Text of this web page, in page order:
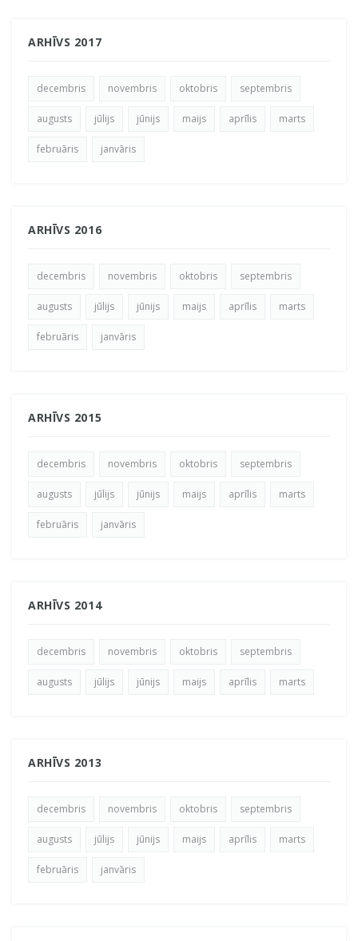
ARHĪVS 2017
decembris novembris oktobris septembris
augusts jūlijs jūnijs maijs aprīlis marts
februāris janvāris
ARHĪVS 2016
decembris novembris oktobris septembris
augusts jūlijs jūnijs maijs aprīlis marts
februāris janvāris
ARHĪVS 2015
decembris novembris oktobris septembris
augusts jūlijs jūnijs maijs aprīlis marts
februāris janvāris
ARHĪVS 2014
decembris novembris oktobris septembris
augusts jūlijs jūnijs maijs aprīlis marts
ARHĪVS 2013
decembris novembris oktobris septembris
augusts jūlijs jūnijs maijs aprīlis marts
februāris janvāris